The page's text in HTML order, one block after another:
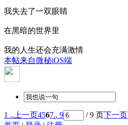
我失去了一双眼睛
在黑暗的世界里
我的人生还会充满激情
本帖来自微秘iOS端
1 .. 上一页4567.. 9 / 9 页下一页